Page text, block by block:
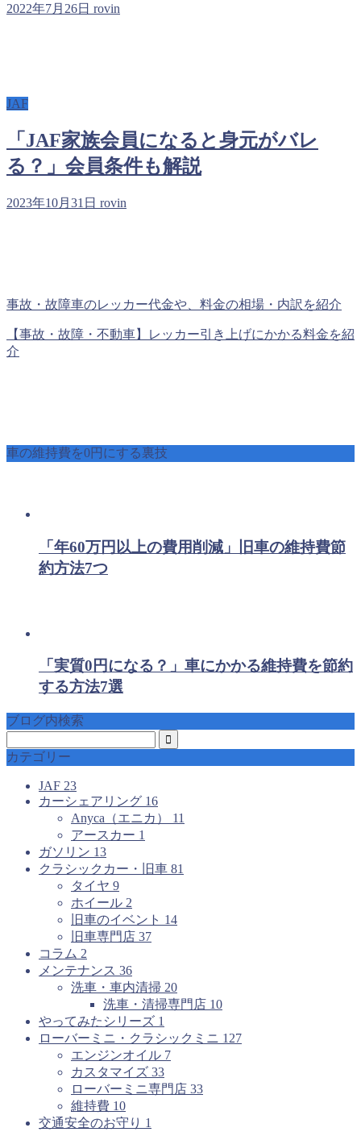
2022年7月26日 rovin
JAF
「JAF家族会員になると身元がバレ
る？」会員条件も解説
2023年10月31日 rovin
事故・故障車のレッカー代金や、料金の相場・内訳を紹介
【事故・故障・不動車】レッカー引き上げにかかる料金を紹
介
車の維持費を0円にする裏技
「年60万円以上の費用削減」旧車の維持費節
約方法7つ
「実質0円になる？」車にかかる維持費を節約
する方法7選
ブログ内検索
カテゴリー
JAF 23
カーシェアリング 16
Anyca（エニカ） 11
アースカー 1
ガソリン 13
クラシックカー・旧車 81
タイヤ 9
ホイール 2
旧車のイベント 14
旧車専門店 37
コラム 2
メンテナンス 36
洗車・車内清掃 20
洗車・清掃専門店 10
やってみたシリーズ 1
ローバーミニ・クラシックミニ 127
エンジンオイル 7
カスタマイズ 33
ローバーミニ専門店 33
維持費 10
交通安全のお守り 1